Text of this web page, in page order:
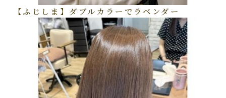
【ふじしま】ダブルカラーでラベンダー